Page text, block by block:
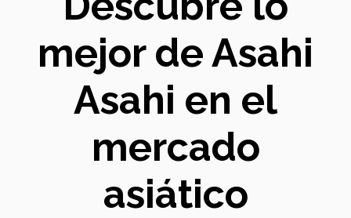
mejor de Asahi
Asahi en el
mercado
asiático